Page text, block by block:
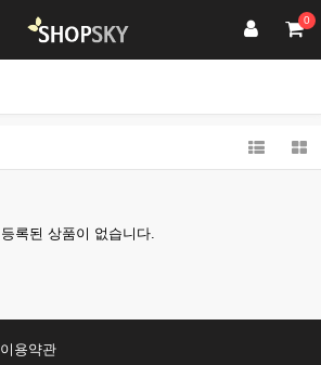
0
등록된 상품이 없습니다.
이용약관